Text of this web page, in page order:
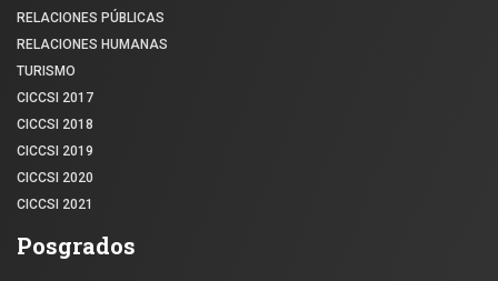
RELACIONES PÚBLICAS
RELACIONES HUMANAS
TURISMO
CICCSI 2017
CICCSI 2018
CICCSI 2019
CICCSI 2020
CICCSI 2021
Posgrados